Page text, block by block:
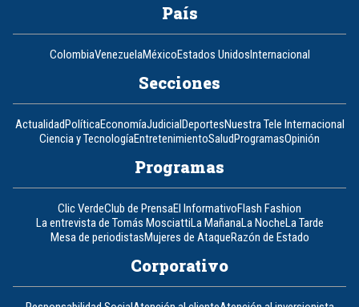
País
ColombiaVenezuelaMéxicoEstados UnidosInternacional
Secciones
ActualidadPolíticaEconomíaJudicialDeportesNuestra Tele Internacional
Ciencia y TecnologíaEntretenimientoSaludProgramasOpinión
Programas
Clic VerdeClub de PrensaEl InformativoFlash Fashion
La entrevista de Tomás MosciattiLa MañanaLa NocheLa Tarde
Mesa de periodistasMujeres de AtaqueRazón de Estado
Corporativo